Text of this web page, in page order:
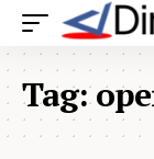
Tag: